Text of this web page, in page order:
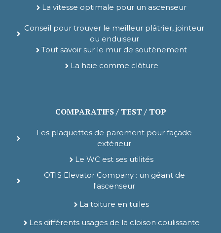
La vitesse optimale pour un ascenseur
Conseil pour trouver le meilleur plâtrier, jointeur
ou enduiseur
Tout savoir sur le mur de soutènement
La haie comme clôture
COMPARATIFS / TEST / TOP
Les plaquettes de parement pour façade
extérieur
Le WC est ses utilités
OTIS Elevator Company : un géant de
l'ascenseur
La toiture en tuiles
Les différents usages de la cloison coulissante